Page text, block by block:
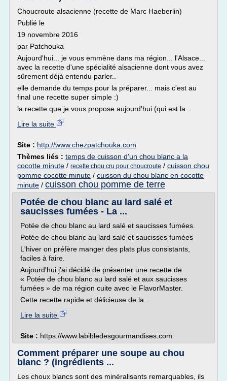
Choucroute alsacienne (recette de Marc Haeberlin)
Publié le
19 novembre 2016
par Patchouka
Aujourd'hui... je vous emmène dans ma région... l'Alsace...
avec la recette d'une spécialité alsacienne dont vous avez
sûrement déjà entendu parler..
elle demande du temps pour la préparer... mais c'est au
final une recette super simple :)
la recette que je vous propose aujourd'hui (qui est la...
Lire la suite
Site : http://www.chezpatchouka.com
Thèmes liés : temps de cuisson d'un chou blanc a la
cocotte minute / recette chou cru pour choucroute / cuisson chou
pomme cocotte minute / cuisson du chou blanc en cocotte
minute / cuisson chou pomme de terre
Potée de chou blanc au lard salé et
saucisses fumées - La ...
Potée de chou blanc au lard salé et saucisses fumées.
Potée de chou blanc au lard salé et saucisses fumées
L'hiver on préfère manger des plats plus consistants,
faciles à faire.
Aujourd'hui j'ai décidé de présenter une recette de
« Potée de chou blanc au lard salé et aux saucisses
fumées » de ma région cuite avec le FlavorMaster.
Cette recette rapide et délicieuse de la...
Lire la suite
Site : https://www.labibledesgourmandises.com
Comment préparer une soupe au chou
blanc ? (ingrédients ...
Les choux blancs sont des minéralisants remarquables, ils